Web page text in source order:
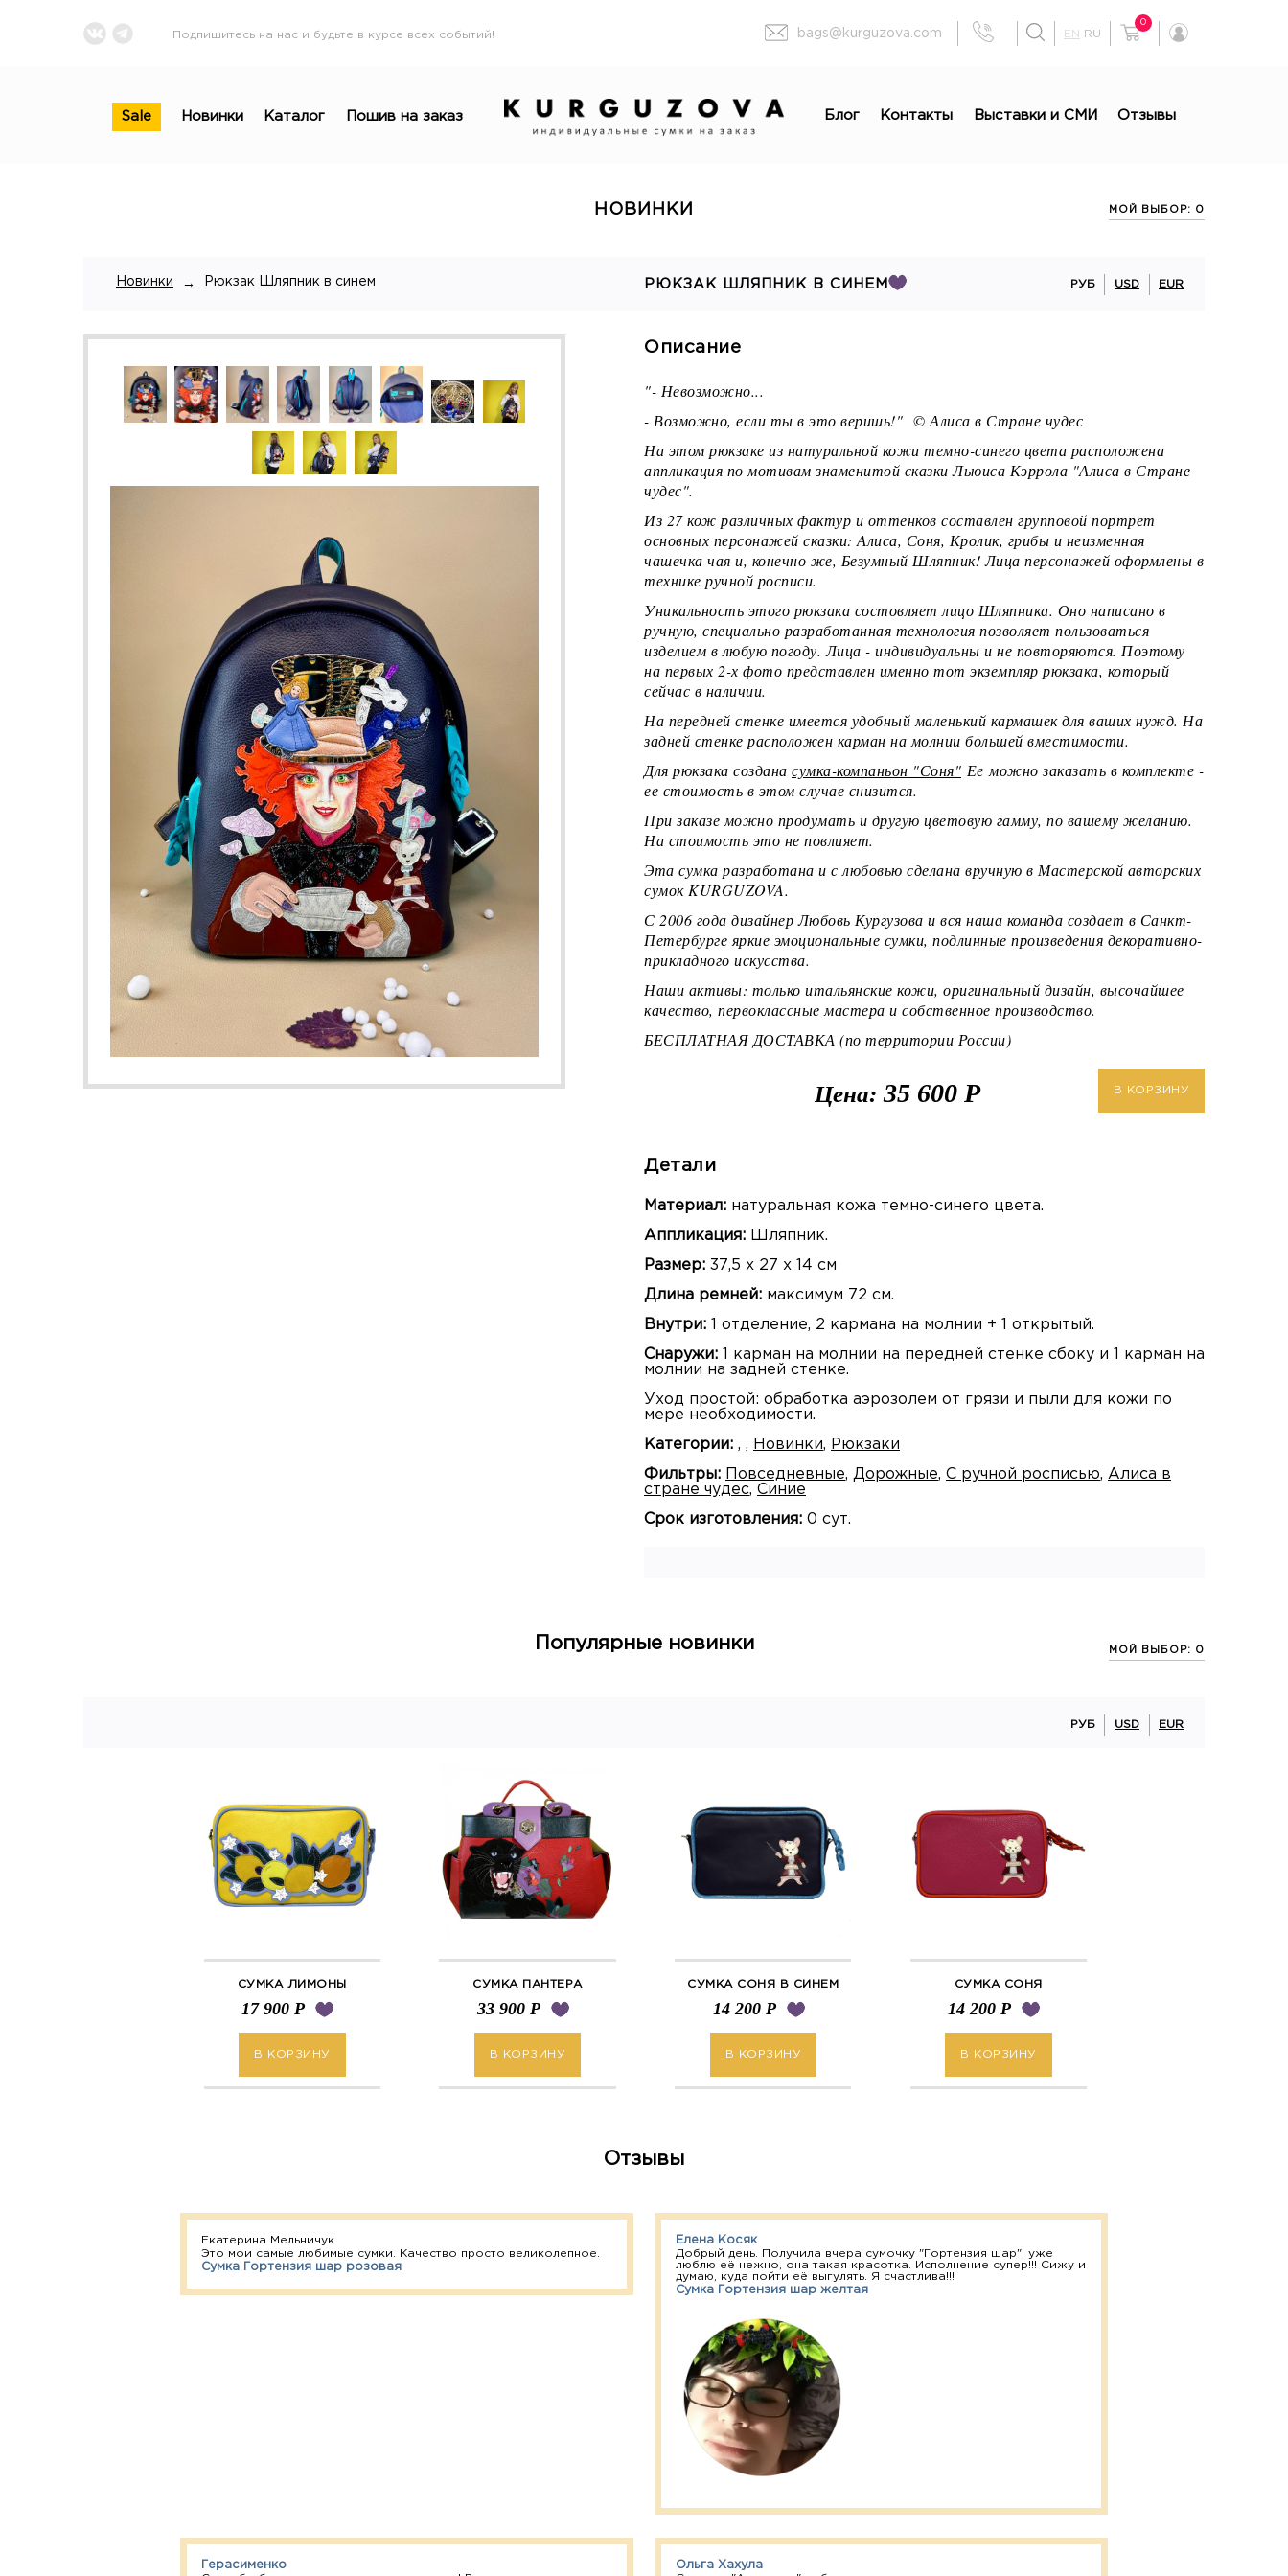
Подпишитесь на нас и будьте в курсе всех событий!
0
EN RU
bags@kurguzova.com
Sale Новинки Каталог Пошив на заказ Блог Контакты Выставки и СМИ Отзывы
НОВИНКИ
Новинки → Рюкзак Шляпник в синем РЮКЗАК ШЛЯПНИК В СИНЕМ
МОЙ ВЫБОР: 0
РУБ USD EUR
Описание
"- Невозможно...
- Возможно, если ты в это веришь!" ©️ Алиса в Стране чудес
На этом рюкзаке из натуральной кожи темно-синего цвета расположена
аппликация по мотивам знаменитой сказки Льюиса Кэррола "Алиса в Стране
чудес".
Из 27 кож различных фактур и оттенков составлен групповой портрет
основных персонажей сказки: Алиса, Соня, Кролик, грибы и неизменная
чашечка чая и, конечно же, Безумный Шляпник! Лица персонажей оформлены в
технике ручной росписи.
Уникальность этого рюкзака состовляет лицо Шляпника. Оно написано в
ручную, специально разработанная технология позволяет пользоваться
изделием в любую погоду. Лица - индивидуальны и не повторяются. Поэтому
на первых 2-х фото представлен именно тот экземпляр рюкзака, который
сейчас в наличии.
На передней стенке имеется удобный маленький кармашек для ваших нужд. На
задней стенке расположен карман на молнии большей вместимости.
Для рюкзака создана сумка-компаньон "Соня" Ее можно заказать в комплекте -
ее стоимость в этом случае снизится.
При заказе можно продумать и другую цветовую гамму, по вашему желанию.
На стоимость это не повлияет.
Эта сумка разработана и с любовью сделана вручную в Мастерской авторских
сумок KURGUZOVA.
С 2006 года дизайнер Любовь Кургузова и вся наша команда создает в Санкт-
Петербурге яркие эмоциональные сумки, подлинные произведения декоративно-
прикладного искусства.
Наши активы: только итальянские кожи, оригинальный дизайн, высочайшее
качество, первоклассные мастера и собственное производство.
БЕСПЛАТНАЯ ДОСТАВКА (по территории России)
Цена: 35 600 Р В КОРЗИНУ
Детали
Материал: натуральная кожа темно-синего цвета.
Аппликация: Шляпник.
Размер: 37,5 х 27 х 14 см
Длина ремней: максимум 72 см.
Внутри: 1 отделение, 2 кармана на молнии + 1 открытый.
Снаружи: 1 карман на молнии на передней стенке сбоку и 1 карман на
молнии на задней стенке.
Уход простой: обработка аэрозолем от грязи и пыли для кожи по
мере необходимости.
Категории: , , Новинки, Рюкзаки
Фильтры: Повседневные, Дорожные, С ручной росписью, Алиса в
стране чудес, Синие
Срок изготовления: 0 сут.
Популярные новинки
РУБ USD EUR
МОЙ ВЫБОР: 0
СУМКА ЛИМОНЫ
17 900 Р
В КОРЗИНУ
СУМКА ПАНТЕРА
33 900 Р
В КОРЗИНУ
СУМКА СОНЯ В СИНЕМ
14 200 Р
В КОРЗИНУ
СУМКА СОНЯ
14 200 Р
В КОРЗИНУ
Отзывы
Екатерина Мельничук
Это мои самые любимые сумки. Качество просто великолепное.
Сумка Гортензия шар розовая
Елена Косяк
Добрый день. Получила вчера сумочку "Гортензия шар", уже
люблю её нежно, она такая красотка. Исполнение супер!!! Сижу и
думаю, куда пойти её выгулять. Я счастлива!!!
Сумка Гортензия шар желтая
Герасименко
Ольга Хахула